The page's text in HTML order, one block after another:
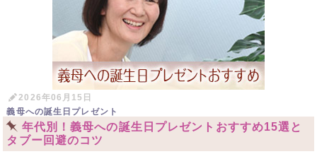
2026年06月15日
義母への誕生日プレゼント
年代別！義母への誕生日プレゼントおすすめ15選と
タブー回避のコツ